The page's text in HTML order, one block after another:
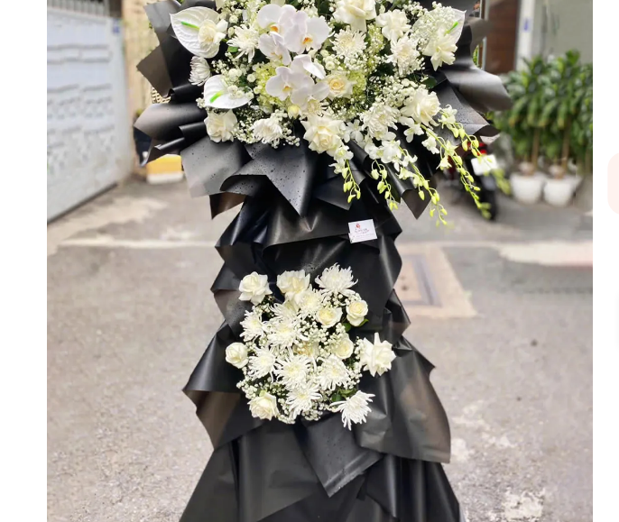
Phạm Mạnh Hùng
0764******Đặt hàng thành công
phút trước